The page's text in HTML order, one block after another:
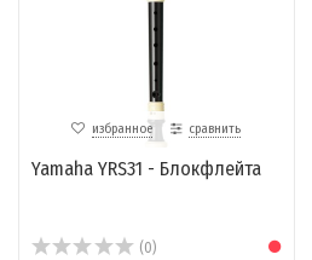
избранное сравнить
Yamaha YRS31 - Блокфлейта
(0)